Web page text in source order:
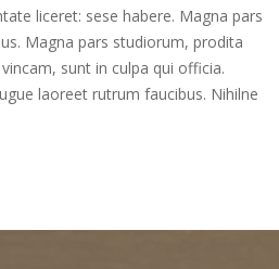
liceret: sese habere. Magna pars
Magna pars studiorum, prodita
sunt in culpa qui officia.
laoreet rutrum faucibus. Nihilne